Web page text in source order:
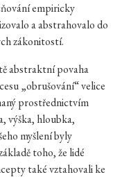
empiricky
a abstrahovalo do
zákonitostí.
abstraktní povaha
„obrušování“ velice
prostřednictvím
výška, hloubka,
myšlení byly
toho, že lidé
také vztahovali ke